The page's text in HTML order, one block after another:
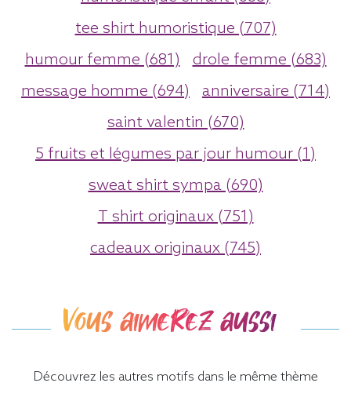
tee shirt humoristique (707)
humour femme (681)
drole femme (683)
message homme (694)
anniversaire (714)
saint valentin (670)
5 fruits et légumes par jour humour (1)
sweat shirt sympa (690)
T shirt originaux (751)
cadeaux originaux (745)
Vous aimerez aussi
Découvrez les autres motifs dans le même thème